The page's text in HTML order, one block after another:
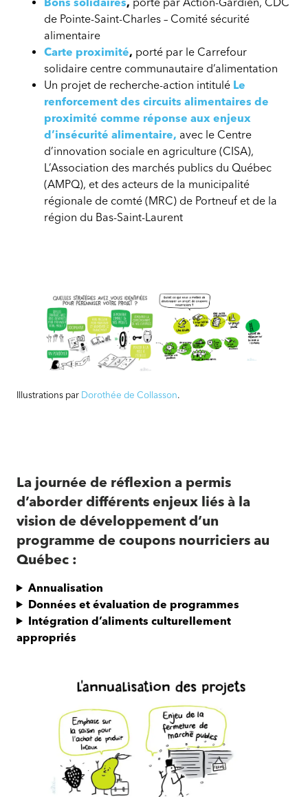
de Pointe-Saint-Charles – Comité sécurité
alimentaire
Carte proximité, porté par le Carrefour
solidaire centre communautaire d’alimentation
Un projet de recherche-action intitulé Le
renforcement des circuits alimentaires de
proximité comme réponse aux enjeux
d’insécurité alimentaire, avec le Centre
d’innovation sociale en agriculture (CISA),
L’Association des marchés publics du Québec
(AMPQ), et des acteurs de la municipalité
régionale de comté (MRC) de Portneuf et de la
région du Bas-Saint-Laurent
Journée
de
réflexion
Journée
de
Illustrations par Dorothée de Collasson.
La journée de réflexion a permis
d’aborder différents enjeux liés à la
vision de développement d’un
programme de coupons nourriciers au
Québec :
Annualisation
Données et évaluation de programmes
Intégration d’aliments culturellement
appropriés